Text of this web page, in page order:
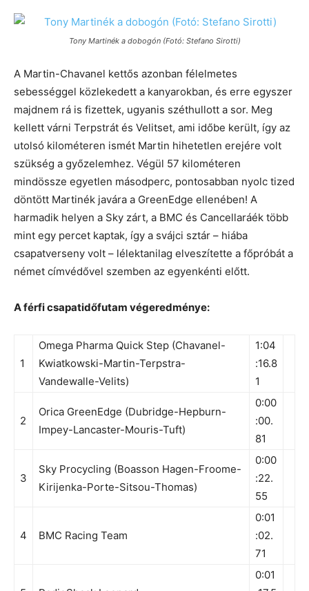
Tony Martinék a dobogón (Fotó: Stefano Sirotti)
A Martin-Chavanel kettős azonban félelmetes
sebességgel közlekedett a kanyarokban, és erre egyszer
majdnem rá is fizettek, ugyanis széthullott a sor. Meg
kellett várni Terpstrát és Velitset, ami időbe került, így az
utolsó kilométeren ismét Martin hihetetlen erejére volt
szükség a győzelemhez. Végül 57 kilométeren
mindössze egyetlen másodperc, pontosabban nyolc tized
döntött Martinék javára a GreenEdge ellenében! A
harmadik helyen a Sky zárt, a BMC és Cancellaráék több
mint egy percet kaptak, így a svájci sztár – hiába
csapatverseny volt – lélektanilag elveszítette a főpróbát a
német címvédővel szemben az egyenkénti előtt.
A férfi csapatidőfutam végeredménye:
1
Omega Pharma Quick Step (Chavanel-
Kwiatkowski-Martin-Terpstra-
Vandewalle-Velits)
1:04
:16.8
1
2
Orica GreenEdge (Dubridge-Hepburn-
Impey-Lancaster-Mouris-Tuft)
0:00
:00.
81
3
Sky Procycling (Boasson Hagen-Froome-
Kirijenka-Porte-Sitsou-Thomas)
0:00
:22.
55
4 BMC Racing Team
0:01
:02.
71
0:01